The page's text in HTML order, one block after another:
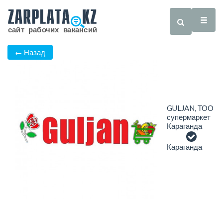
← Назад
GULJAN, ТОО
супермаркет
Караганда
Караганда